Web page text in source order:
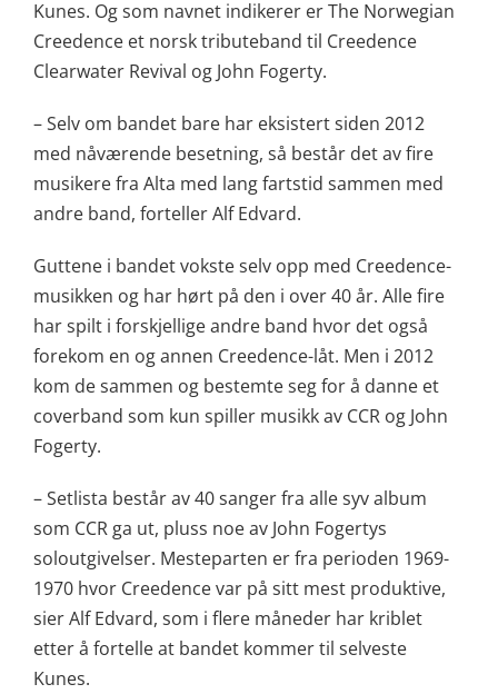
Kunes. Og som navnet indikerer er The Norwegian
Creedence et norsk tributeband til Creedence
Clearwater Revival og John Fogerty.
– Selv om bandet bare har eksistert siden 2012
med nåværende besetning, så består det av fire
musikere fra Alta med lang fartstid sammen med
andre band, forteller Alf Edvard.
Guttene i bandet vokste selv opp med Creedence-
musikken og har hørt på den i over 40 år. Alle fire
har spilt i forskjellige andre band hvor det også
forekom en og annen Creedence-låt. Men i 2012
kom de sammen og bestemte seg for å danne et
coverband som kun spiller musikk av CCR og John
Fogerty.
– Setlista består av 40 sanger fra alle syv album
som CCR ga ut, pluss noe av John Fogertys
soloutgivelser. Mesteparten er fra perioden 1969-
1970 hvor Creedence var på sitt mest produktive,
sier Alf Edvard, som i flere måneder har kriblet
etter å fortelle at bandet kommer til selveste
Kunes.